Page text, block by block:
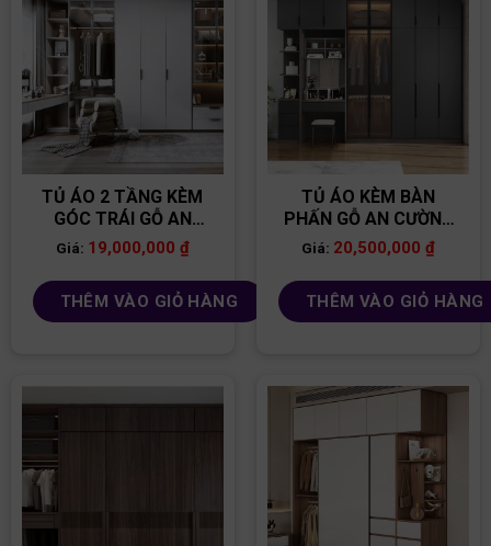
TỦ ÁO 2 TẦNG KÈM
GÓC TRÁI GỖ AN
CƯỜNG LÕI XANH
TA167
Giá: 19,000,000 ₫
THÊM VÀO GIỎ HÀNG
TỦ ÁO KÈM BÀN
PHẤN GỖ AN CƯỜNG
LÕI XANH TA155
Giá: 20,500,000₫
THÊM VÀO GIỎ HÀNG